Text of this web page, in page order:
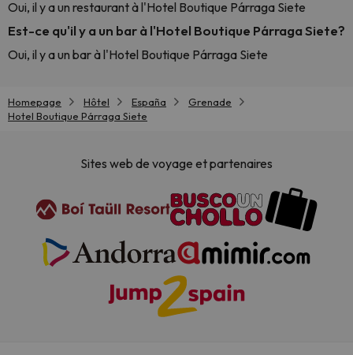
Oui, il y a un restaurant à l'Hotel Boutique Párraga Siete
Est-ce qu'il y a un bar à l'Hotel Boutique Párraga Siete?
Oui, il y a un bar à l'Hotel Boutique Párraga Siete
Homepage Hôtel España
Grenade
Hotel Boutique Párraga Siete
Sites web de voyage et partenaires